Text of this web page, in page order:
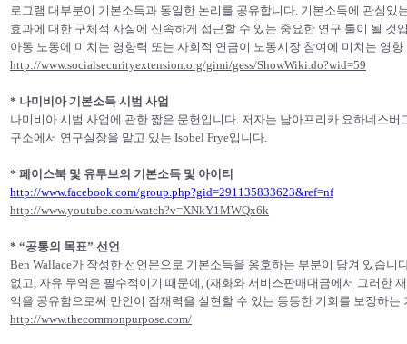
로그램 대부분이 기본소득과 동일한 논리를 공유합니다. 기본소득에 관심있
효과에 대한 구체적 사실에 신속하게 접근할 수 있는 중요한 연구 툴이 될 것
아동 노동에 미치는 영향력 또는 사회적 연금이 노동시장 참여에 미치는 영향
http://www.socialsecurityextension.org/gimi/gess/ShowWiki.do?wid=59
* 나미비아 기본소득 시범 사업
나미비아 시범 사업에 관한 짧은 문헌입니다. 저자는 남아프리카 요하네스
구소에서 연구실장을 맡고 있는 Isobel Frye입니다.
* 페이스북 및 유투브의 기본소득 및 아이티
http://www.facebook.com/group.php?gid=291135833623&ref=nf
http://www.youtube.com/watch?v=XNkY1MWQx6k
* “공통의 목표” 선언
Ben Wallace가 작성한 선언문으로 기본소득을 옹호하는 부분이 담겨 있습니
없고, 자유 무역은 필수적이기 때문에, (재화와 서비스판매대금에서 그러한
익을 공유함으로써 만인이 잠재력을 실현할 수 있는 동등한 기회를 보장하는
http://www.thecommonpurpose.com/